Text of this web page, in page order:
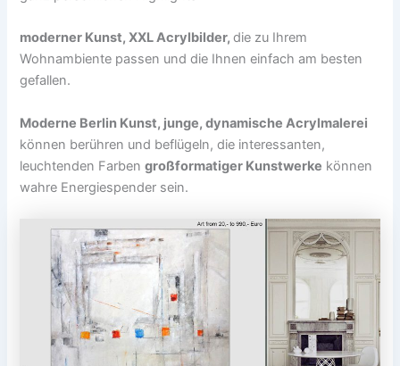
moderner Kunst, XXL Acrylbilder,die zu Ihrem
Wohnambiente passen und die Ihnen einfach am besten
gefallen.
Moderne Berlin Kunst, junge, dynamische Acrylmalerei
können berühren und beflügeln, die interessanten,
leuchtenden Farbengroßformatiger Kunstwerke können
wahre Energiespender sein.